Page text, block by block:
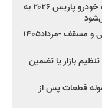
چینی‌ها به قلب اروپا رسیدند؛ نمایشگاه خودرو پاریس ۲۰۲۶ به
شروع فروش اقساطی زامیاد EX کمپرسی و مسقف -مرداد۱۴۰۵
واردات ۷۵ هزار خودرو در سال ۱۴۰۵؛ تنظیم بازار یا تضمین
قطعات پس از